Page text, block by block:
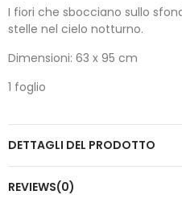
I fiori che sbocciano sullo
stelle nel cielo notturno.
Dimensioni: 63 x 95 cm
1 foglio
DETTAGLI DEL PRODOTTO
REVIEWS(0)